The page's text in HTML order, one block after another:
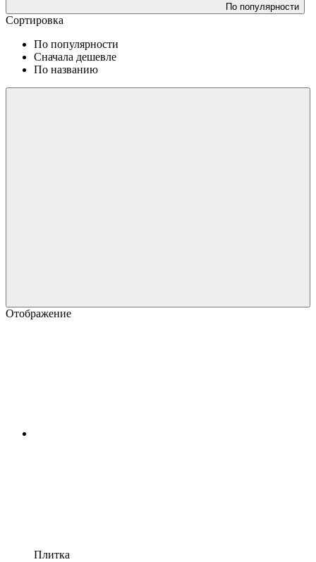
По популярности
Сортировка
По популярности
Сначала дешевле
По названию
Отображение
Плитка